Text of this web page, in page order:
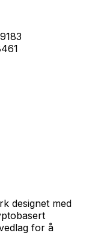
designet med
for å